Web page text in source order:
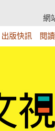
網
出版快訊 閱